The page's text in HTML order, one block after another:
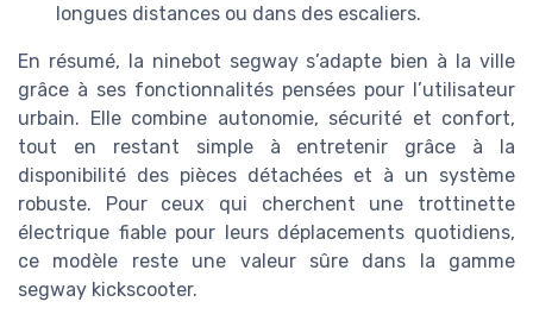
longues distances ou dans des escaliers.
En résumé, la ninebot segway s’adapte bien à la ville
grâce à ses fonctionnalités pensées pour l’utilisateur
urbain. Elle combine autonomie, sécurité et confort,
tout en restant simple à entretenir grâce à la
disponibilité des pièces détachées et à un système
robuste. Pour ceux qui cherchent une trottinette
électrique fiable pour leurs déplacements quotidiens,
ce modèle reste une valeur sûre dans la gamme
segway kickscooter.